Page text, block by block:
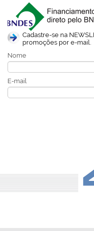
Cadastre-se na
promoções por e-mail.
Nome
E-mail